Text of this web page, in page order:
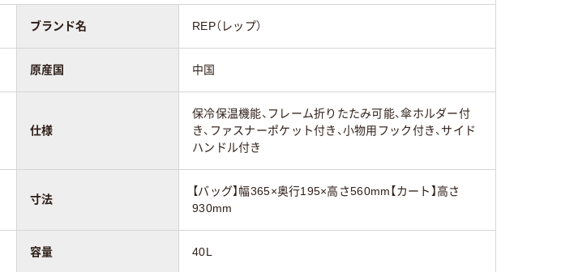
ブランド名 REP（レップ）
原産国 中国
仕様
保冷保温機能、フレーム折りたたみ可能、傘ホルダー付
き、ファスナーポケット付き、小物用フック付き、サイド
ハンドル付き
寸法
【バッグ】幅365×奥行195×高さ560mm【カート】高さ
930mm
容量 40L